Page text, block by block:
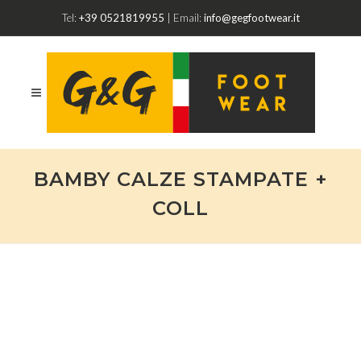
Tel: +39 0521819955 | Email: info@gegfootwear.it
BAMBY CALZE STAMPATE +
COLL